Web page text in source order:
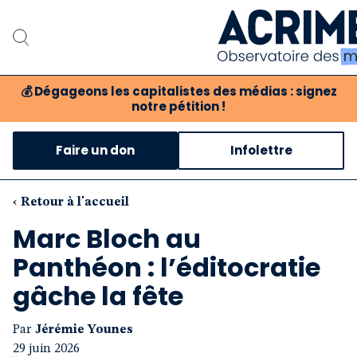
💰 Dégageons les capitalistes des médias : signez
notre pétition !
Notre critique des
Boutique
Faire un don Infolettre
‹ Retour à l'accueil
Marc Bloch au
Panthéon : l’éditocratie
gâche la fête
Par Jérémie Younes
29 juin 2026